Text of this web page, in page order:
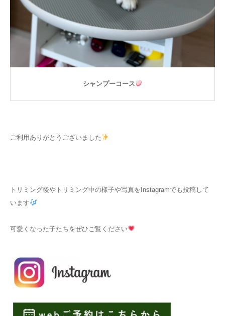
シャンプーコース
ご利用ありがとうございました
トリミング後やトリミング中の様子や写真をInstagramでも投稿して
います
可愛くなった子たちをぜひご覧ください